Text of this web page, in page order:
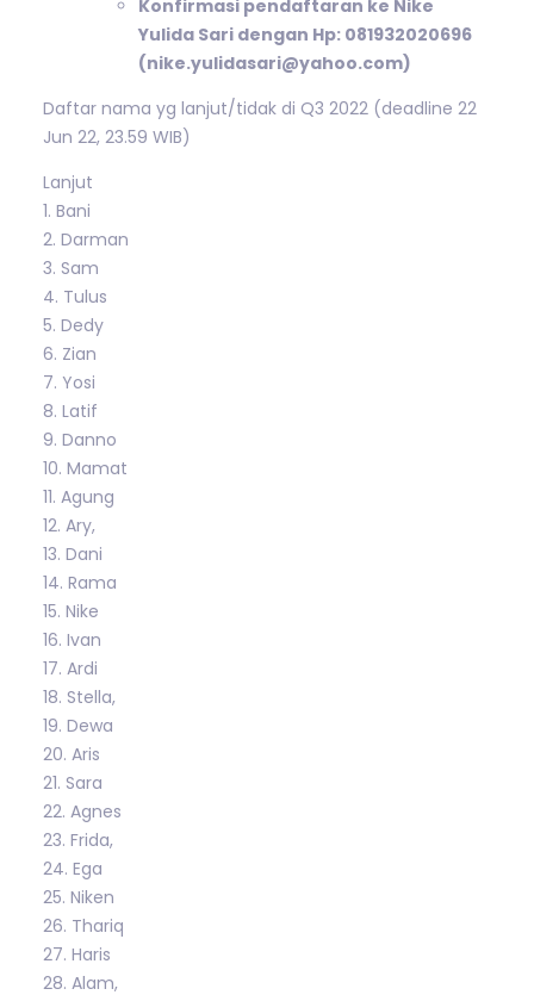
Konfirmasi pendaftaran ke Nike
Yulida Sari dengan Hp: 081932020696
(nike.yulidasari@yahoo.com)
Daftar nama yg lanjut/tidak di Q3 2022 (deadline 22
Jun 22, 23.59 WIB)
Lanjut
1. Bani
2. Darman
3. Sam
4. Tulus
5. Dedy
6. Zian
7. Yosi
8. Latif
9. Danno
10. Mamat
11. Agung
12. Ary,
13. Dani
14. Rama
15. Nike
16. Ivan
17. Ardi
18. Stella,
19. Dewa
20. Aris
21. Sara
22. Agnes
23. Frida,
24. Ega
25. Niken
26. Thariq
27. Haris
28. Alam,